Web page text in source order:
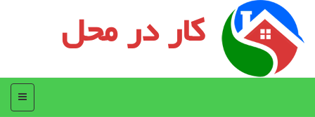
کار در محل
منو